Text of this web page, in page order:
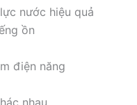
nước hiệu quả
ồn
điện năng
nhau